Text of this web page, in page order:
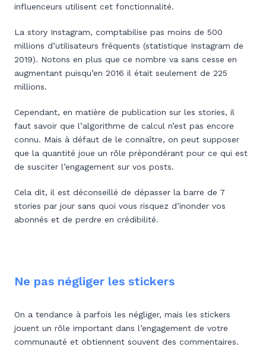
influenceurs utilisent cet fonctionnalité.
La story Instagram, comptabilise pas moins de 500
millions d’utilisateurs fréquents (statistique Instagram de
2019). Notons en plus que ce nombre va sans cesse en
augmentant puisqu’en 2016 il était seulement de 225
millions.
Cependant, en matière de publication sur les stories, il
faut savoir que l’algorithme de calcul n’est pas encore
connu. Mais à défaut de le connaître, on peut supposer
que la quantité joue un rôle prépondérant pour ce qui est
de susciter l’engagement sur vos posts.
Cela dit, il est déconseillé de dépasser la barre de 7
stories par jour sans quoi vous risquez d’inonder vos
abonnés et de perdre en crédibilité.
Ne pas négliger les stickers
On a tendance à parfois les négliger, mais les stickers
jouent un rôle important dans l’engagement de votre
communauté et obtiennent souvent des commentaires.